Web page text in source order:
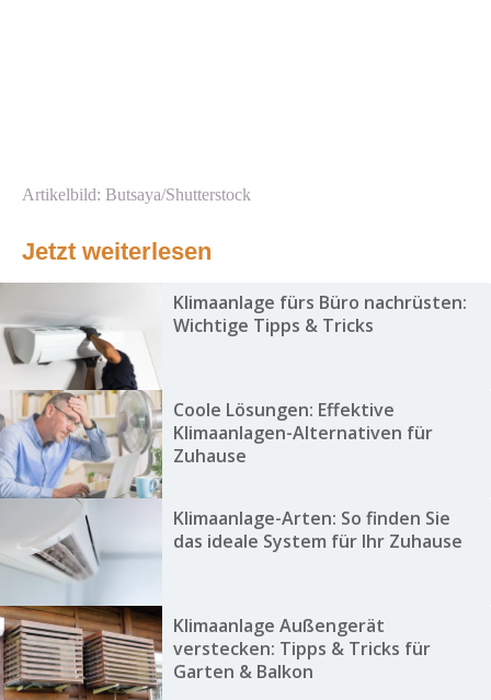
Artikelbild: Butsaya/Shutterstock
Jetzt weiterlesen
Klimaanlage fürs Büro nachrüsten:
Wichtige Tipps & Tricks
Coole Lösungen: Effektive
Klimaanlagen-Alternativen für
Zuhause
Klimaanlage-Arten: So finden Sie
das ideale System für Ihr Zuhause
Klimaanlage Außengerät
verstecken: Tipps & Tricks für
Garten & Balkon